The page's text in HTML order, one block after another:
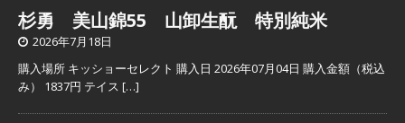
杉勇 美山錦55 山卸生酛 特別純米
2026年7月18日
購入場所 キッショーセレクト 購入日 2026年07月04日 購入金額（税込
み） 1837円 テイス […]